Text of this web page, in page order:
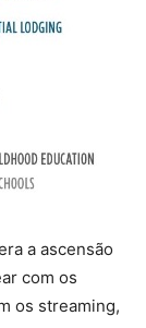
a ascensão
com os
os streaming,